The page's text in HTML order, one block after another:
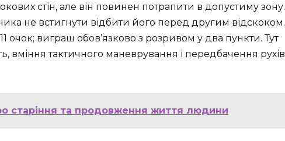
стін, але він повинен потрапити в допустиму зону.
не встигнути відбити його перед другим відскоком.
очок; виграш обов’язково з розривом у два пункти. Тут
вміння тактичного маневрування і передбачення рухів
старіння та продовження життя людини